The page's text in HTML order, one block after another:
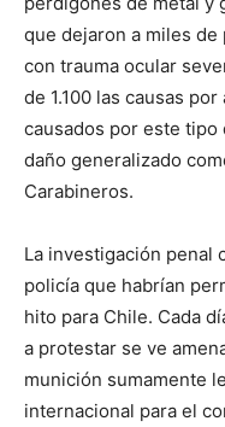
que dejaron a miles
con trauma ocular
de 1.100 las causas
causados por este tipo
daño generalizado
Carabineros.
La investigación penal
policía que habrían
hito para Chile. Cada
a protestar se ve
munición sumamente
internacional para el